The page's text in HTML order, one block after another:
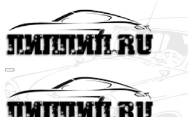
содержимому